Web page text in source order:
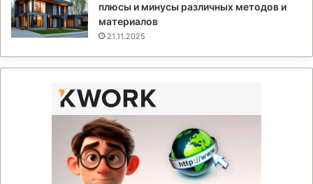
плюсы и минусы различных методов и
материалов
21.11.2025